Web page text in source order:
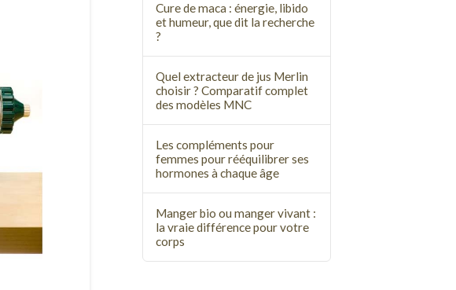
Cure de maca : énergie, libido
et humeur, que dit la recherche
?
Quel extracteur de jus Merlin
choisir ? Comparatif complet
des modèles MNC
Les compléments pour
femmes pour rééquilibrer ses
hormones à chaque âge
Manger bio ou manger vivant :
la vraie différence pour votre
corps